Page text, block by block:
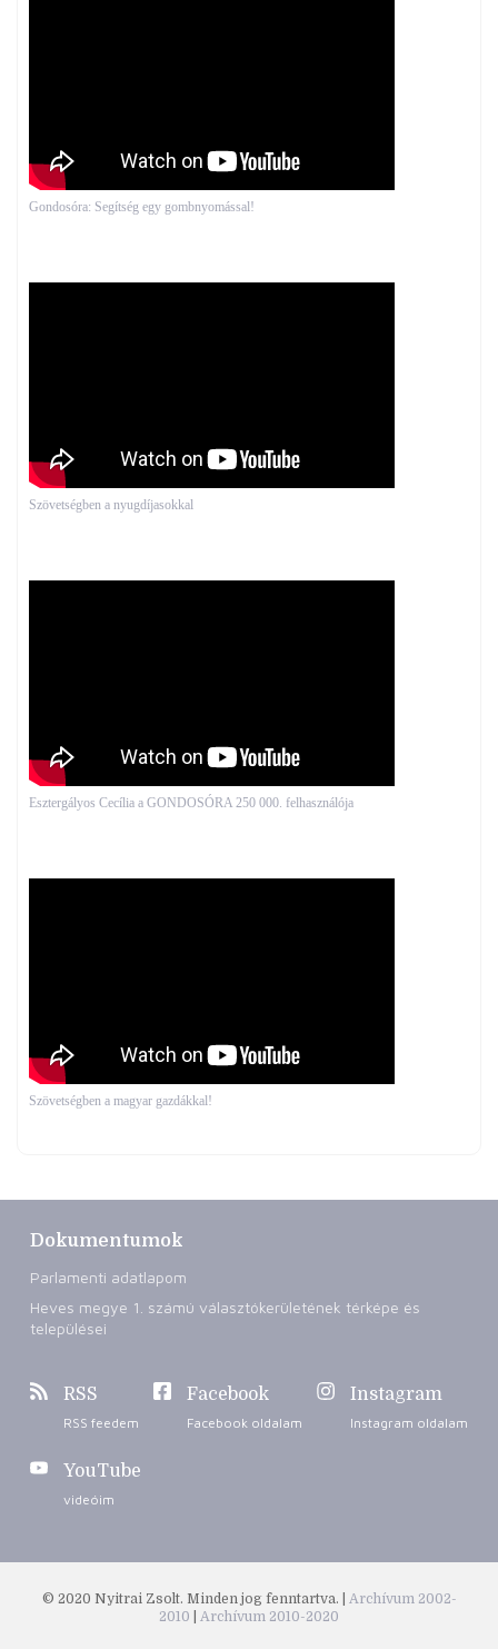
Gondosóra: Segítség egy gombnyomással!
Szövetségben a nyugdíjasokkal
Esztergályos Cecília a GONDOSÓRA 250 000. felhasználója
Szövetségben a magyar gazdákkal!
Dokumentumok
Parlamenti adatlapom
Heves megye 1. számú választókerületének térképe és
települései
RSS
RSS feedem
Facebook
Facebook oldalam
Instagram
Instagram oldalam
YouTube
videóim
© 2020 Nyitrai Zsolt. Minden jog fenntartva. | Archívum 2002-
2010
Archívum 2010-2020